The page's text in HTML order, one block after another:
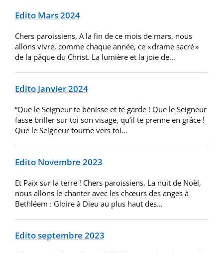
Edito Mars 2024
Chers paroissiens, A la fin de ce mois de mars, nous
allons vivre, comme chaque année, ce « drame sacré »
de la pâque du Christ. La lumière et la joie de…
Edito Janvier 2024
“Que le Seigneur te bénisse et te garde ! Que le Seigneur
fasse briller sur toi son visage, qu’il te prenne en grâce !
Que le Seigneur tourne vers toi…
Edito Novembre 2023
Et Paix sur la terre ! Chers paroissiens, La nuit de Noël,
nous allons le chanter avec les chœurs des anges à
Bethléem : Gloire à Dieu au plus haut des…
Edito septembre 2023